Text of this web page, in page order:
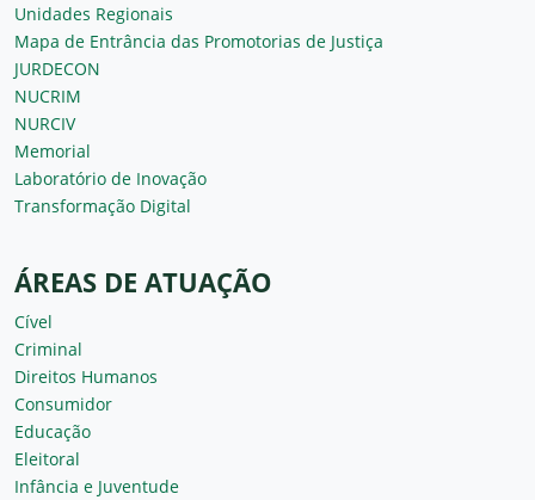
Unidades Regionais
Mapa de Entrância das Promotorias de Justiça
JURDECON
NUCRIM
NURCIV
Memorial
Laboratório de Inovação
Transformação Digital
ÁREAS DE ATUAÇÃO
Cível
Criminal
Direitos Humanos
Consumidor
Educação
Eleitoral
Infância e Juventude